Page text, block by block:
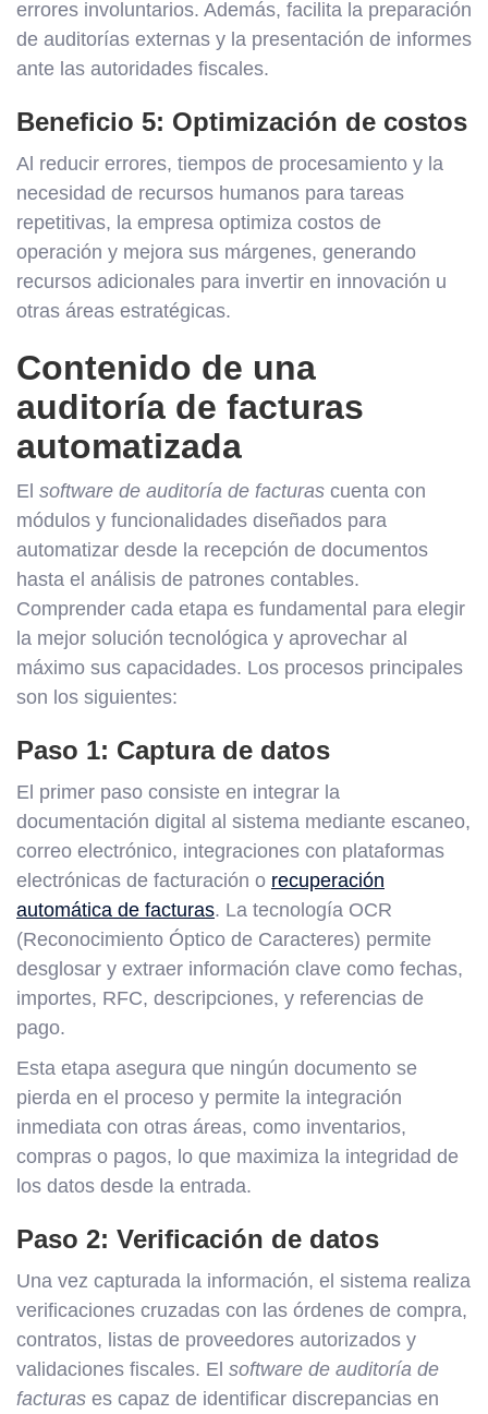
errores involuntarios. Además, facilita la preparación
de auditorías externas y la presentación de informes
ante las autoridades fiscales.
Beneficio 5: Optimización de costos
Al reducir errores, tiempos de procesamiento y la
necesidad de recursos humanos para tareas
repetitivas, la empresa optimiza costos de
operación y mejora sus márgenes, generando
recursos adicionales para invertir en innovación u
otras áreas estratégicas.
Contenido de una
auditoría de facturas
automatizada
El software de auditoría de facturas cuenta con
módulos y funcionalidades diseñados para
automatizar desde la recepción de documentos
hasta el análisis de patrones contables.
Comprender cada etapa es fundamental para elegir
la mejor solución tecnológica y aprovechar al
máximo sus capacidades. Los procesos principales
son los siguientes:
Paso 1: Captura de datos
El primer paso consiste en integrar la
documentación digital al sistema mediante escaneo,
correo electrónico, integraciones con plataformas
electrónicas de facturación o recuperación
automática de facturas. La tecnología OCR
(Reconocimiento Óptico de Caracteres) permite
desglosar y extraer información clave como fechas,
importes, RFC, descripciones, y referencias de
pago.
Esta etapa asegura que ningún documento se
pierda en el proceso y permite la integración
inmediata con otras áreas, como inventarios,
compras o pagos, lo que maximiza la integridad de
los datos desde la entrada.
Paso 2: Verificación de datos
Una vez capturada la información, el sistema realiza
verificaciones cruzadas con las órdenes de compra,
contratos, listas de proveedores autorizados y
validaciones fiscales. El software de auditoría de
facturas es capaz de identificar discrepancias en